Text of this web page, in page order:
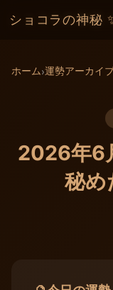
ショコラの神秘
ホーム›運勢アーカイ
2026年6
秘め